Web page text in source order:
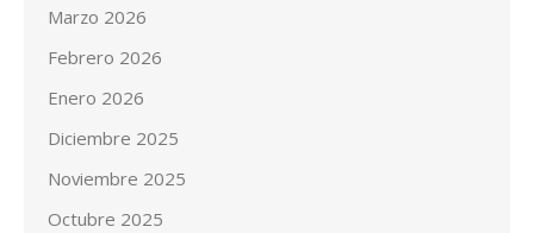
Marzo 2026
Febrero 2026
Enero 2026
Diciembre 2025
Noviembre 2025
Octubre 2025